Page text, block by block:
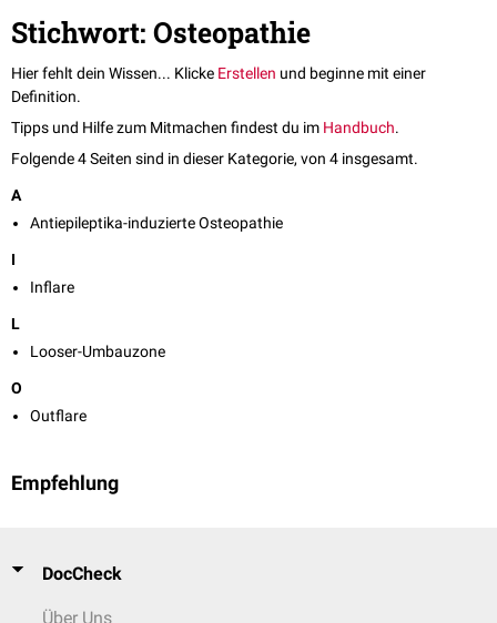
Stichwort: Osteopathie
Hier fehlt dein Wissen... Klicke Erstellen und beginne mit einer
Definition.
Tipps und Hilfe zum Mitmachen findest du im Handbuch.
Folgende 4 Seiten sind in dieser Kategorie, von 4 insgesamt.
A
Antiepileptika-induzierte Osteopathie
I
Inflare
L
Looser-Umbauzone
O
Outflare
Empfehlung
DocCheck
Über Uns